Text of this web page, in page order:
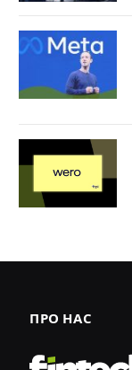
ПРО НАС